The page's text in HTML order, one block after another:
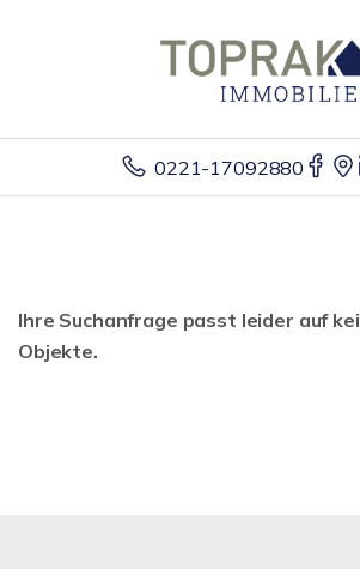
0221-17092880
Ihre Suchanfrage passt leider auf
Objekte.